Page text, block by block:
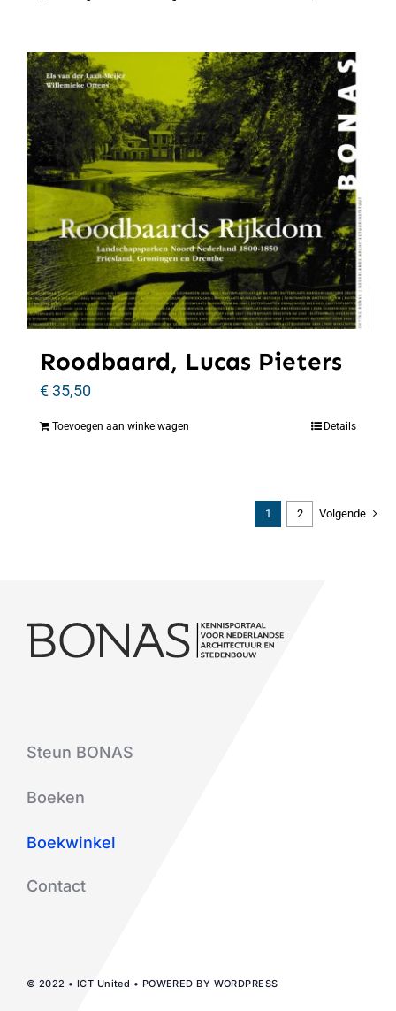
Roodbaard, Lucas Pieters
€35,50
Toevoegen aan winkelwagen Details
1 2 Volgende
Steun BONAS
Boeken
Boekwinkel
Contact
© 2022 • ICT United • POWERED BY WORDPRESS